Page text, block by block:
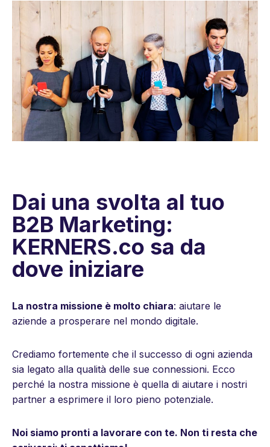
Dai una svolta al tuo
B2B Marketing:
KERNERS.co sa da
dove iniziare
La nostra missione è molto chiara: aiutare le
aziende a prosperare nel mondo digitale.
Crediamo fortemente che il successo di ogni azienda
sia legato alla qualità delle sue connessioni. Ecco
perché la nostra missione è quella di aiutare i nostri
partner a esprimere il loro pieno potenziale.
Noi siamo pronti a lavorare con te. Non ti resta che